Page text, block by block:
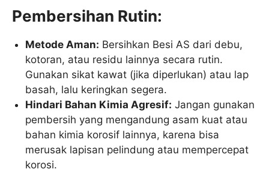
Pembersihan Rutin:
Metode Aman: Bersihkan Besi AS dari debu,
kotoran, atau residu lainnya secara rutin.
Gunakan sikat kawat (jika diperlukan) atau lap
basah, lalu keringkan segera.
Hindari Bahan Kimia Agresif: Jangan gunakan
pembersih yang mengandung asam kuat atau
bahan kimia korosif lainnya, karena bisa
merusak lapisan pelindung atau mempercepat
korosi.